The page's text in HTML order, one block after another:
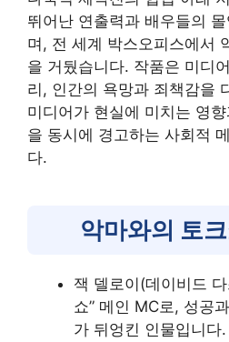
뛰어난 연출력과 배우들의
며, 전 세계 박스오피스에서
을 거뒀습니다. 작품은 미디
리, 인간의 욕망과 죄책감을
미디어가 현실에 미치는 영
을 동시에 경고하는 사회적
다.
악마와의 토
잭 델로이(데이비드
쇼” 메인 MC로, 성공
가 뒤엉킨 인물입니다.